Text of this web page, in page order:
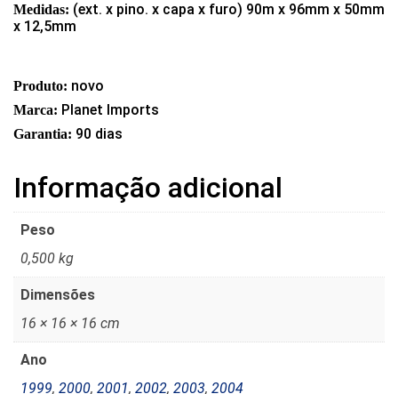
Medidas: (ext. x pino. x capa x furo) 90m x 96mm x 50mm
x 12,5mm
Produto: novo
Marca: Planet Imports
Garantia: 90 dias
Informação adicional
Peso
0,500 kg
Dimensões
16 × 16 × 16 cm
Ano
1999, 2000, 2001, 2002, 2003, 2004